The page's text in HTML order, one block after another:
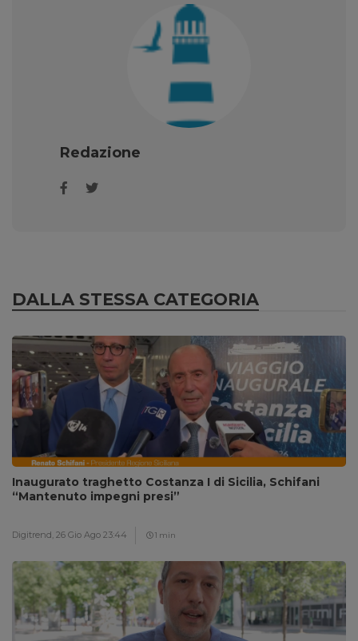
Redazione
DALLA STESSA CATEGORIA
Inaugurato traghetto Costanza I di Sicilia, Schifani
“Mantenuto impegni presi”
Digitrend, 26 Gio Ago 23:44 1 min